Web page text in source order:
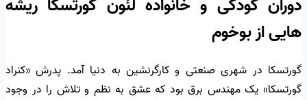
دوران کودکی و خانواده لئون گورتسکا ریشه
هایی از بوخوم
گورتسکا در شهری صنعتی و کارگرنشین به دنیا آمد. پدرش «کنراد
گورتسکا» یک مهندس برق بود که عشق به نظم و تلاش را در وجود